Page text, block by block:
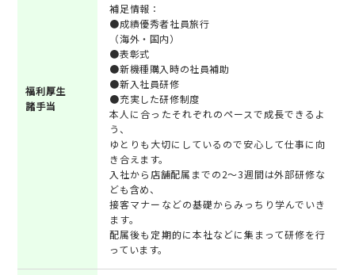
福利厚生
諸手当
補足情報：
●成績優秀者社員旅行
（海外・国内）
●表彰式
●新機種購入時の社員補助
●新入社員研修
●充実した研修制度
本人に合ったそれぞれのペースで成長できるよ
う、
ゆとりも大切にしているので安心して仕事に向
き合えます。
入社から店舗配属までの2～3週間は外部研修な
ども含め、
接客マナーなどの基礎からみっちり学んでいき
ます。
配属後も定期的に本社などに集まって研修を行
っています。